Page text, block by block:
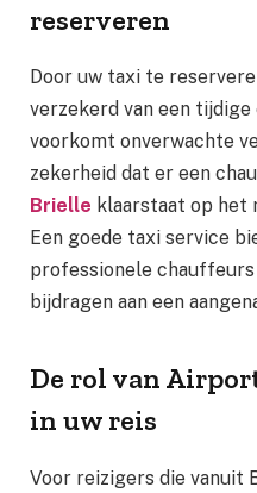
reserveren
Door uw taxi te
verzekerd van een
voorkomt onverwachte
zekerheid dat er een
Brielle klaarstaat op het
Een goede taxi service
professionele
bijdragen aan een
De rol van
in uw reis
Voor reizigers die vanuit